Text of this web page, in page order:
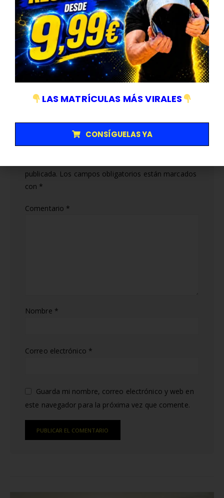
Compartir esta publicacion
Autor
Abel A
Deja una respuesta
publicada. Los campos obligatorios están marcados
con *
Comentario *
Nombre *
Correo electrónico *
Guarda mi nombre, correo electrónico y web en
este navegador para la próxima vez que comente.
LAS MATRÍCULAS MÁS VIRALES
CONSÍGUELAS YA